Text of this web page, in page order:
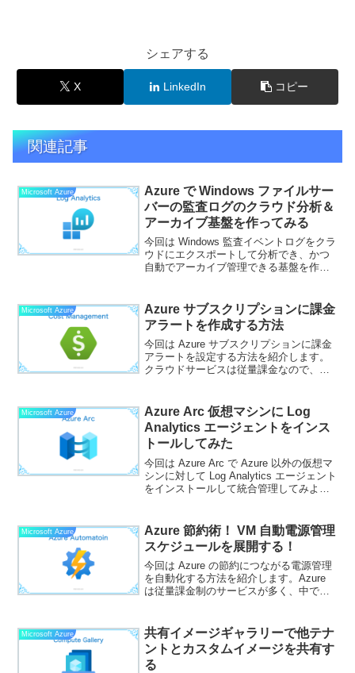
シェアする
X LinkedIn コピー
関連記事
Microsoft Azure
Azure で Windows ファイルサー
バーの監査ログのクラウド分析＆
アーカイブ基盤を作ってみる
今回は Windows 監査イベントログをクラ
ウドにエクスポートして分析でき、かつ
自動でアーカイブ管理できる基盤を作っ
さい。構成の説明構成に使うコンポーネ
ントは次の通り...
Microsoft Azure
Azure サブスクリプションに課金
アラートを作成する方法
今回は Azure サブスクリプションに課金
アラートを設定する方法を紹介します。
クラウドサービスは従量課金なので、利
きると怖いです。今回は Azure サブスク
リプショ...
Microsoft Azure
Azure Arc 仮想マシンに Log
Analytics エージェントをインス
トールしてみた
今回は Azure Arc で Azure 以外の仮想マ
シンに対して Log Analytics エージェント
をインストールして統合管理してみよう
ト...
Microsoft Azure
Azure 節約術！ VM 自動電源管理
スケジュールを展開する！
今回は Azure の節約につながる電源管理
を自動化する方法を紹介します。Azure
は従量課金制のサービスが多く、中でも
る間コンピュートリソースに対する課金
が発生しま...
Microsoft Azure
共有イメージギャラリーで他テナ
ントとカスタムイメージを共有す
る